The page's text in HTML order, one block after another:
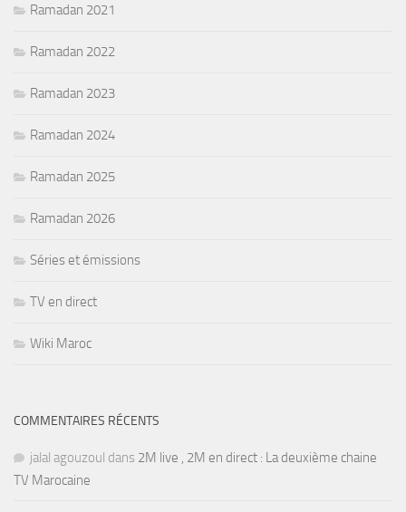
Ramadan 2021
Ramadan 2022
Ramadan 2023
Ramadan 2024
Ramadan 2025
Ramadan 2026
Séries et émissions
TV en direct
Wiki Maroc
COMMENTAIRES RÉCENTS
jalal agouzoul dans 2M live , 2M en direct : La deuxième chaine
TV Marocaine